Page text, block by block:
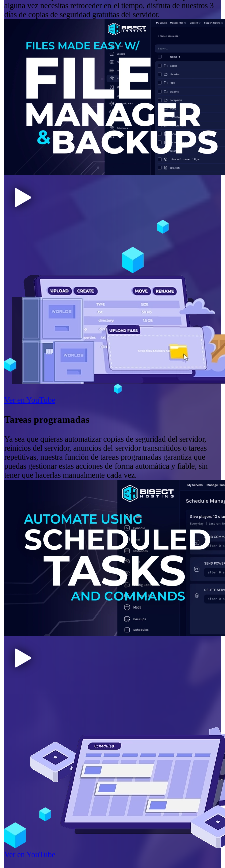
alguna vez necesitas retroceder en el tiempo, disfruta de nuestros 3
días de copias de seguridad gratuitas del servidor.
Ver en YouTube
Tareas programadas
Ya sea que quieras automatizar copias de seguridad del servidor,
reinicios del servidor, anuncios del servidor transmitidos o tareas
repetitivas, nuestra función de tareas programadas garantiza que
puedas gestionar estas acciones de forma automática y fiable, sin
tener que hacerlas manualmente cada vez.
Ver en YouTube